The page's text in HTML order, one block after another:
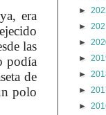
era
las
podía
de
polo
►
►
►
►
►
►
►